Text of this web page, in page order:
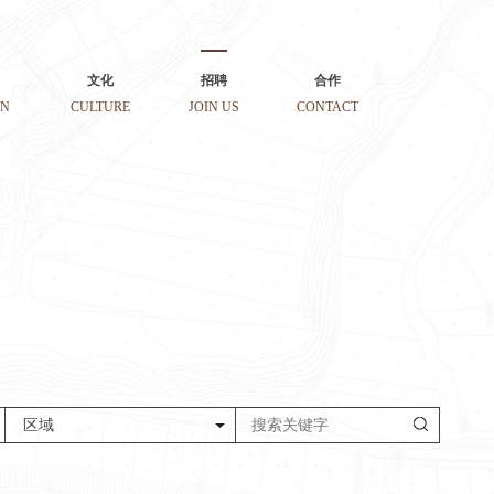
文化
CULTURE
招聘
JOIN US
合作
CONTACT
区域